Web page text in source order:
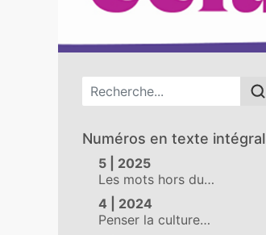
Menu principal
Numéros en texte intégral
5 | 2025
Les mots hors du…
4 | 2024
Penser la culture…